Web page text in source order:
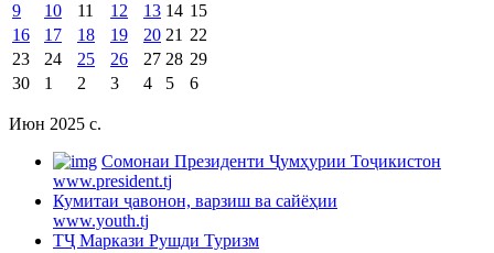
9
10 11 12 13 14 15
16
17 18 19 20 21 22
23
24 25 26 27 28 29
30
1 2 3 4 5 6
Июн 2025 c.
Cомонаи Президенти Ҷумҳурии Тоҷикистон
www.president.tj
Кумитаи ҷавонон, варзиш ва сайёҳии
www.youth.tj
ТҶ Маркази Рушди Туризм